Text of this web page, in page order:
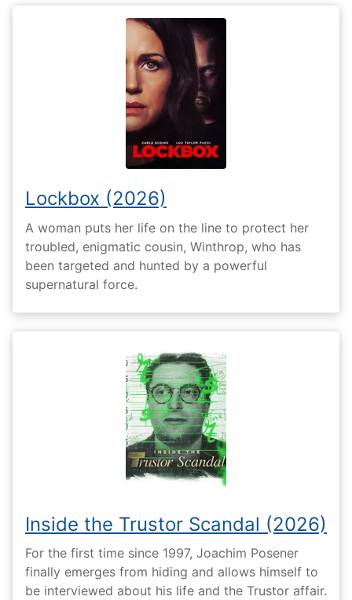
Lockbox (2026)
A woman puts her life on the line to protect her
troubled, enigmatic cousin, Winthrop, who has
been targeted and hunted by a powerful
supernatural force.
Inside the Trustor Scandal (2026)
For the first time since 1997, Joachim Posener
finally emerges from hiding and allows himself to
be interviewed about his life and the Trustor affair.